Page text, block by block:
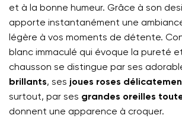
et à la bonne humeur. Grâce à son
apporte instantanément une
légère à vos moments de détente.
blanc immaculé qui évoque la pureté
chausson se distingue par ses
brillants, ses joues roses
surtout, par ses grandes oreilles
donnent une apparence à croquer.